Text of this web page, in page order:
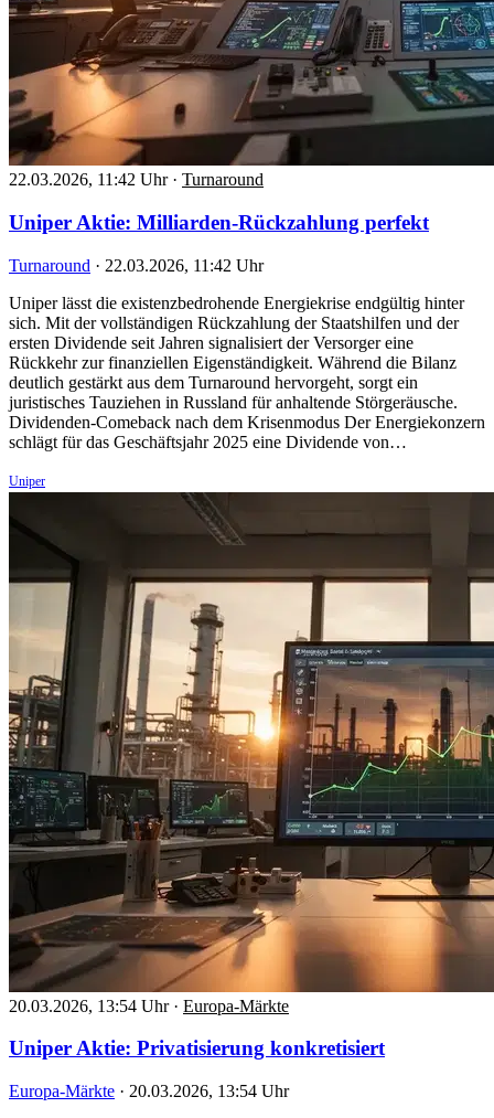
22.03.2026, 11:42 Uhr · Turnaround
Uniper Aktie: Milliarden-Rückzahlung perfekt
Turnaround · 22.03.2026, 11:42 Uhr
Uniper lässt die existenzbedrohende Energiekrise endgültig hinter
sich. Mit der vollständigen Rückzahlung der Staatshilfen und der
ersten Dividende seit Jahren signalisiert der Versorger eine
Rückkehr zur finanziellen Eigenständigkeit. Während die Bilanz
deutlich gestärkt aus dem Turnaround hervorgeht, sorgt ein
juristisches Tauziehen in Russland für anhaltende Störgeräusche.
Dividenden-Comeback nach dem Krisenmodus Der Energiekonzern
schlägt für das Geschäftsjahr 2025 eine Dividende von…
Uniper
20.03.2026, 13:54 Uhr · Europa-Märkte
Uniper Aktie: Privatisierung konkretisiert
Europa-Märkte · 20.03.2026, 13:54 Uhr